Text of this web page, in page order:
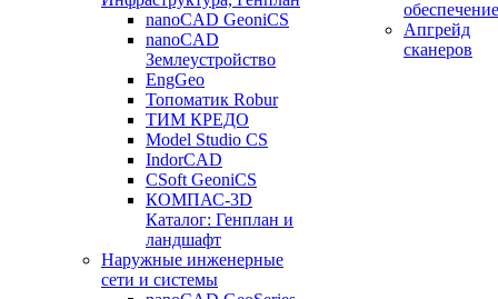
nanoCAD GeoniCS
nanoCAD
Землеустройство
EngGeo
Топоматик Robur
ТИМ КРЕДО
Model Studio CS
IndorCAD
CSoft GeoniCS
КОМПАС-3D
Каталог: Генплан и
ландшафт
Наружные инженерные
сети и системы
обеспечение
Апгрейд
сканеров